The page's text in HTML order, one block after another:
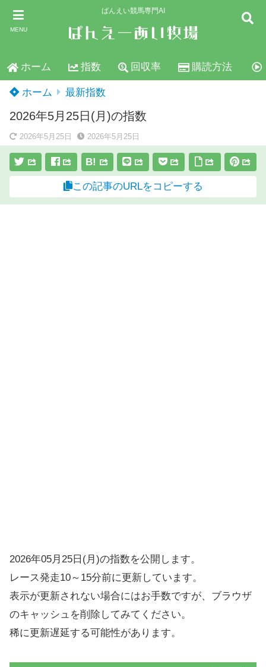
MENU
ばんえい競馬専門AI
ホーム 指数 回収率 購読方法
ホーム 最新指数
2026年5月25日(月)の指数
2026年5月25日 2026年5月25日
B!
この記事のURLをコピーする
2026年05月25日(月)の指数を公開します。
レース発走10～15分前に更新しています。
表示が更新されない場合にはお手数ですが、ブラウザ
のキャッシュを削除してみてください。
稀に更新遅延する可能性があります。